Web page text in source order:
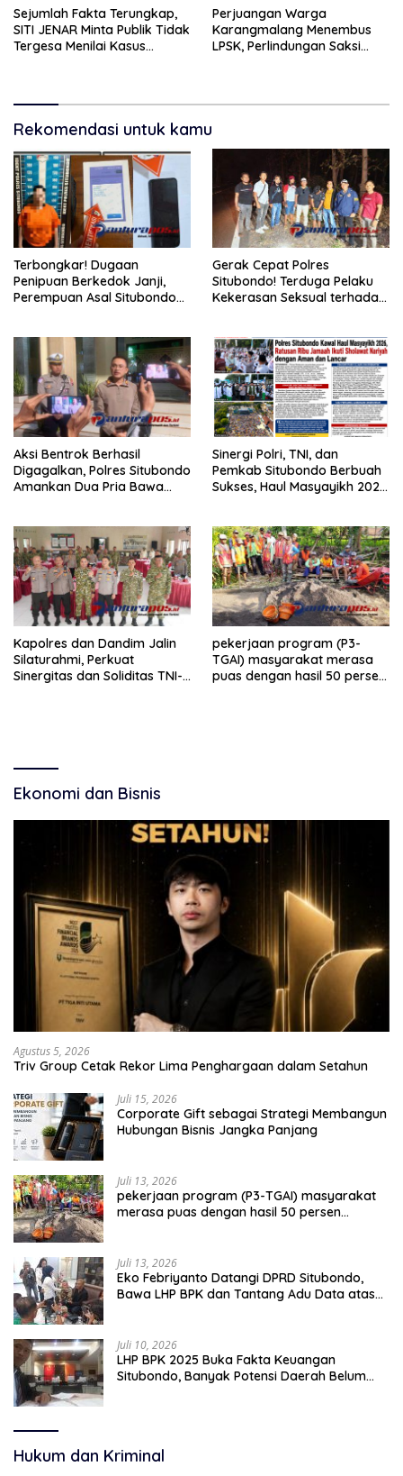
Sejumlah Fakta Terungkap,
SITI JENAR Minta Publik Tidak
Tergesa Menilai Kasus
Perjuangan Warga
Karangmalang Menembus
LPSK, Perlindungan Saksi
Rekomendasi untuk kamu
Terbongkar! Dugaan
Penipuan Berkedok Janji,
Perempuan Asal Situbondo
Gerak Cepat Polres
Situbondo! Terduga Pelaku
Kekerasan Seksual terhadap
Aksi Bentrok Berhasil
Digagalkan, Polres Situbondo
Amankan Dua Pria Bawa
Sinergi Polri, TNI, dan
Pemkab Situbondo Berbuah
Sukses, Haul Masyayikh 2026
Jamaah
Kapolres dan Dandim Jalin
Silaturahmi, Perkuat
Sinergitas dan Soliditas TNI-
pekerjaan program (P3-
TGAI) masyarakat merasa
puas dengan hasil 50 persen
Ekonomi dan Bisnis
Agustus 5, 2026
Triv Group Cetak Rekor Lima Penghargaan dalam Setahun
Juli 15, 2026
Corporate Gift sebagai Strategi Membangun
Hubungan Bisnis Jangka Panjang
Juli 13, 2026
pekerjaan program (P3-TGAI) masyarakat
merasa puas dengan hasil 50 persen
Juli 13, 2026
Eko Febriyanto Datangi DPRD Situbondo,
Bawa LHP BPK dan Tantang Adu Data atas
Juli 10, 2026
LHP BPK 2025 Buka Fakta Keuangan
Situbondo, Banyak Potensi Daerah Belum
Hukum dan Kriminal